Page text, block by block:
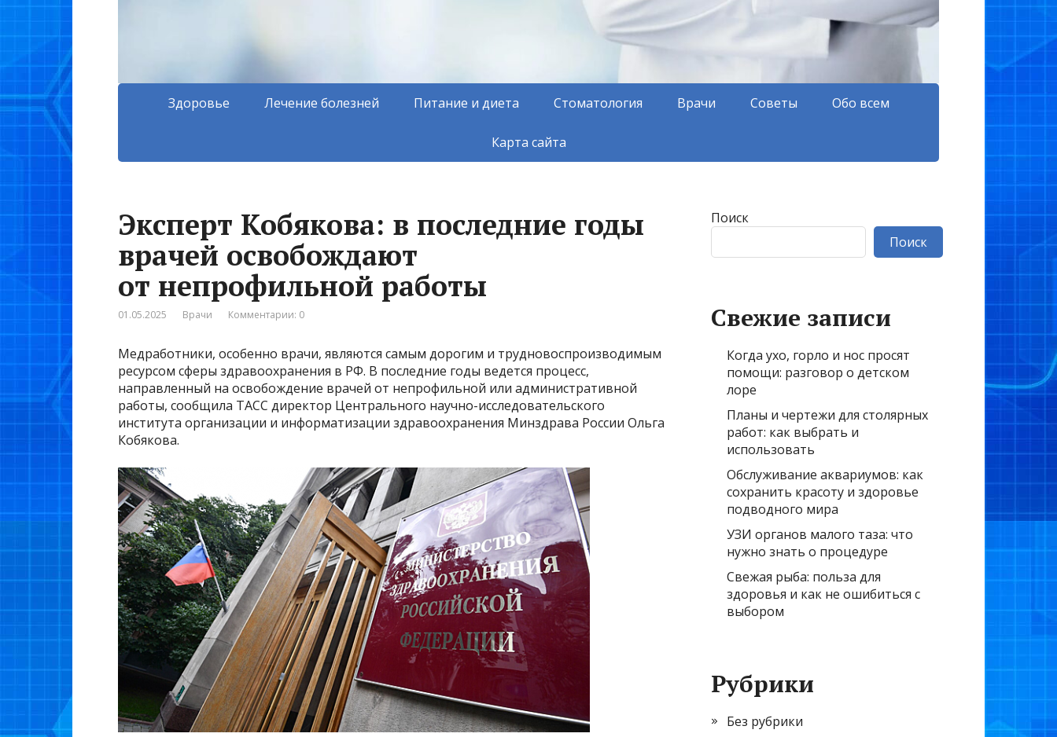
Здоровье Лечение болезней Питание и диета Стоматология Врачи Советы Обо всем
Карта сайта
Эксперт Кобякова: в последние годы
врачей освобождают
от непрофильной работы
01.05.2025 Врачи Комментарии: 0
Медработники, особенно врачи, являются самым дорогим и трудновоспроизводимым
ресурсом сферы здравоохранения в РФ. В последние годы ведется процесс,
направленный на освобождение врачей от непрофильной или административной
работы, сообщила ТАСС директор Центрального научно-исследовательского
института организации и информатизации здравоохранения Минздрава России Ольга
Кобякова.
Поиск
Поиск
Свежие записи
Когда ухо, горло и нос просят
помощи: разговор о детском
лоре
Планы и чертежи для столярных
работ: как выбрать и
использовать
Обслуживание аквариумов: как
сохранить красоту и здоровье
подводного мира
УЗИ органов малого таза: что
нужно знать о процедуре
Свежая рыба: польза для
здоровья и как не ошибиться с
выбором
Рубрики
Без рубрики